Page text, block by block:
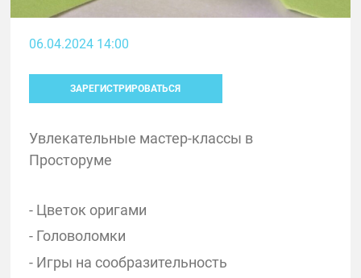
06.04.2024 14:00
ЗАРЕГИСТРИРОВАТЬСЯ
Увлекательные мастер-классы в
Просторуме
- Цветок оригами
- Головоломки
- Игры на сообразительность